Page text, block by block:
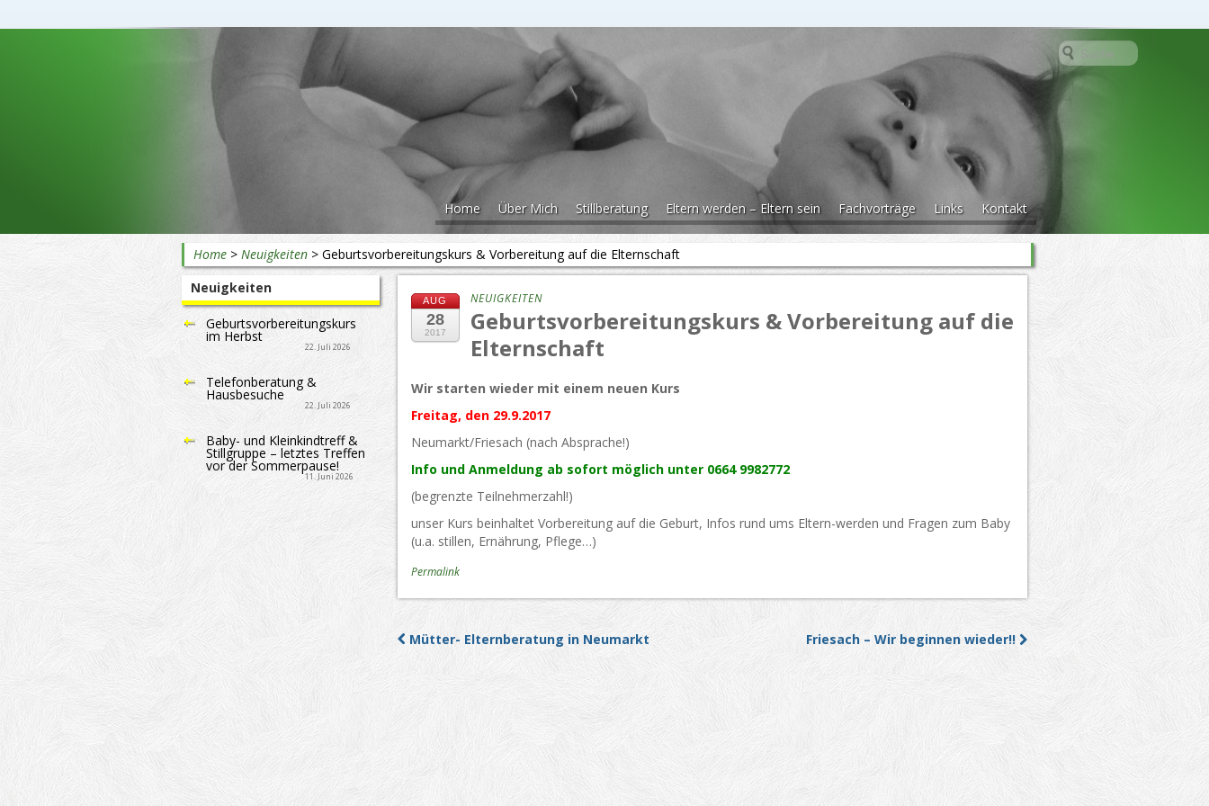
Home Über Mich Stillberatung Eltern werden – Eltern sein Fachvorträge Links Kontakt
Beratung rund ums Baby
Home> Neuigkeiten> Geburtsvorbereitungskurs & Vorbereitung auf die Elternschaft
AUG
28
2017
NEUIGKEITEN
Geburtsvorbereitungskurs & Vorbereitung auf die
Elternschaft
Wir starten wieder mit einem neuen Kurs
Freitag, den 29.9.2017
Neumarkt/Friesach (nach Absprache!)
Info und Anmeldung ab sofort möglich unter 0664 9982772
(begrenzte Teilnehmerzahl!)
unser Kurs beinhaltet Vorbereitung auf die Geburt, Infos rund ums Eltern-werden und Fragen zum Baby
(u.a. stillen, Ernährung, Pflege…)
Permalink
Post navigation
Mütter- Elternberatung in Neumarkt Friesach – Wir beginnen wieder!!
Neuigkeiten
Geburtsvorbereitungskurs
im Herbst
22. Juli 2026
Telefonberatung &
Hausbesuche
22. Juli 2026
Baby- und Kleinkindtreff &
Stillgruppe – letztes Treffen
vor der Sommerpause!
11. Juni 2026